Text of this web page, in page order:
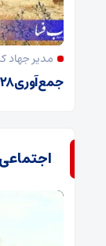
مدیر جهاد
جمع‌آوری ۲۸ هزار تن کاه برای دامداری‌های فسا
اجتماعی